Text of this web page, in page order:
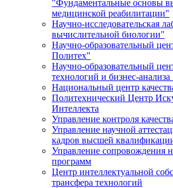
"Фундаментальные основы
медицинской реабилитации"
Научно-исследовательская
вычислительной биологии"
Научно-образовательный
Политех"
Научно-образовательный
технологий и бизнес-
Национальный центр
Политехнический Центр
Интеллекта
Управление контроля
Управление научной
кадров высшей
Управление сопровождения
программ
Центр интеллектуальной
трансфера технологий